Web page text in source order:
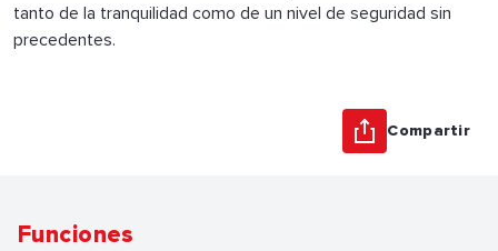
tanto de la tranquilidad como de un nivel de seguridad sin
precedentes.
Compartir
Funciones